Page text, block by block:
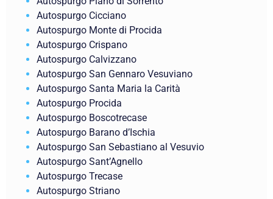
Autospurgo Cicciano
Autospurgo Monte di Procida
Autospurgo Crispano
Autospurgo Calvizzano
Autospurgo San Gennaro Vesuviano
Autospurgo Santa Maria la Carità
Autospurgo Procida
Autospurgo Boscotrecase
Autospurgo Barano d’Ischia
Autospurgo San Sebastiano al Vesuvio
Autospurgo Sant’Agnello
Autospurgo Trecase
Autospurgo Striano